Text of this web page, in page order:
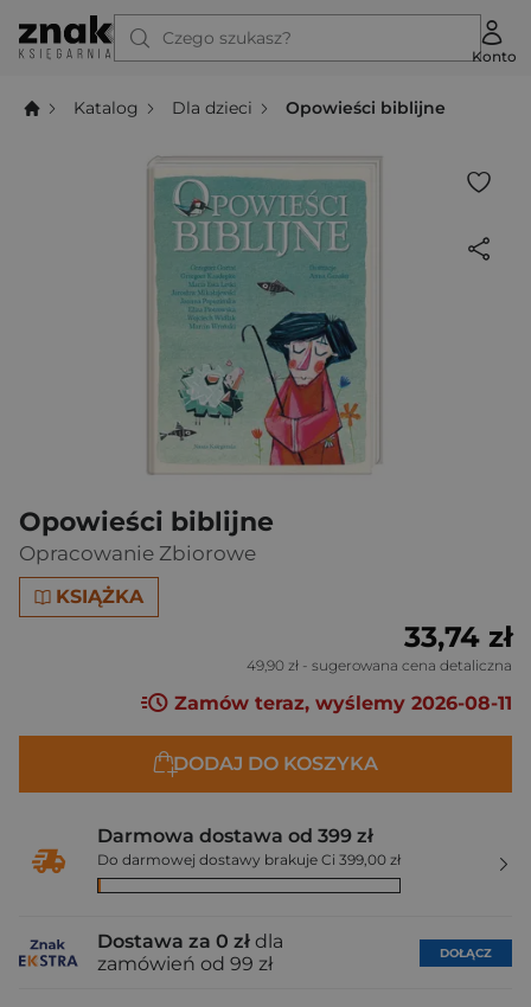
Czego szukasz?
Konto
Katalog Dla dzieci Opowieści biblijne
Opowieści biblijne
Opracowanie Zbiorowe
KSIĄŻKA
33,74 zł
49,90 zł - sugerowana cena detaliczna
Zamów teraz, wyślemy 2026-08-11
DODAJ DO KOSZYKA
Darmowa dostawa od 399 zł
Do darmowej dostawy brakuje Ci 399,00 zł
Dostawa za 0 zł dla
zamówień od 99 zł
DOŁĄCZ